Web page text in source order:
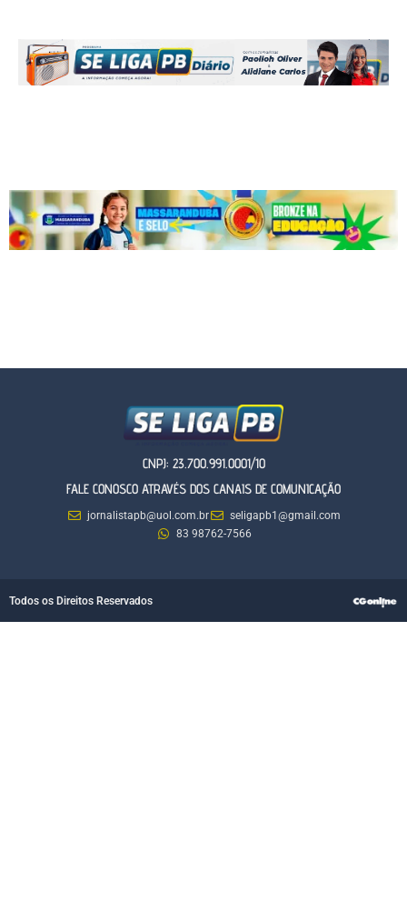
CNPJ: 23.700.991.0001/10
FALE CONOSCO ATRAVÉS DOS CANAIS DE COMUNICAÇÃO
jornalistapb@uol.com.br
seligapb1@gmail.com
83 98762-7566
Todos os Direitos Reservados